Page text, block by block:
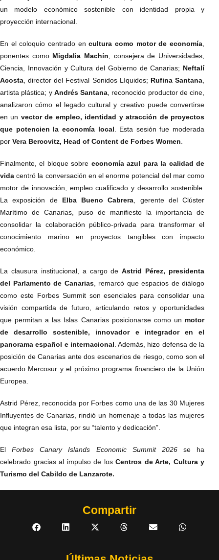
un modelo económico sostenible con identidad propia y
proyección internacional.
En el coloquio centrado encultura como motor de economía
ponentes como Migdalia Machín , consejera de Universidades,
Ciencia, Innovación y Cultura del Gobierno de Canarias; Neftalí
Acosta , director del Festival Sonidos Líquidos; Rufina Santana
artista plástica; y Andrés Santana , reconocido productor de cine,
analizaron cómo el legado cultural y creativo puede convertirse
en un vector de empleo, identidad y atracción de proyectos
que potencien la economía local . Esta sesión fue moderada
por Vera Bercovitz, Head of Content de Forbes Women
Finalmente, el bloque sobre economía azul para la calidad de
vida centró la conversación en el enorme potencial del mar como
motor de innovación, empleo cualificado y desarrollo sostenible.
La exposición de Elba Bueno Cabrera , gerente del Clúster
Marítimo de Canarias, puso de manifiesto la importancia de
consolidar la colaboración público-privada para transformar el
conocimiento marino en proyectos tangibles con impacto
económico.
La clausura institucional, a cargo deAstrid Pérez, presidenta
del Parlamento de Canarias, remarcó que espacios de diálogo
como este Forbes Summit son esenciales para consolidar una
visión compartida de futuro, articulando retos y oportunidades
que permitan a las Islas Canarias posicionarse como un motor
de desarrollo sostenible, innovador e integrador en el
panorama español e internacional . Además, hizo defensa de la
posición de Canarias ante dos escenarios de riesgo, como son el
acuerdo Mercosur y el próximo programa financiero de la Unión
Europea.
Astrid Pérez, reconocida por Forbes como una de las 30 Mujeres
Influyentes de Canarias, rindió un homenaje a todas las mujeres
que integran esa lista, por su “talento y dedicación”.
ElForbes Canary Islands Economic Summit 2026se ha
celebrado gracias al impulso de los Centros de Arte, Cultura y
Turismo del Cabildo de Lanzarote.
Compartir